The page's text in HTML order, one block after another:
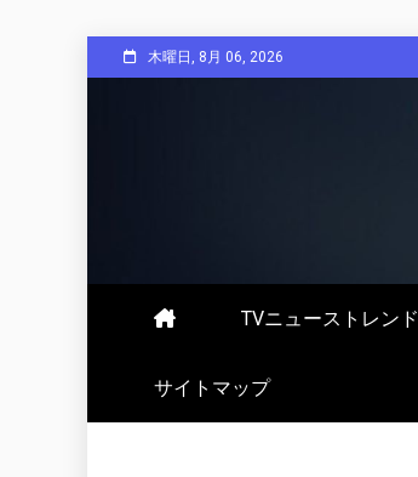
to
木曜日, 8月 06, 2026
TVニューストレンド
サイトマップ